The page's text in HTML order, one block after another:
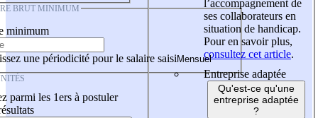
BRUT MINIMUM
minimum
une périodicité pour le salaire saisi
parmi les 1ers à postuler
l’accompagnement de
ses collaborateurs en
situation de handicap.
Pour en savoir plus,
consultez cet article.
Entreprise adaptée
Qu'est-ce qu'une
entreprise adaptée
?